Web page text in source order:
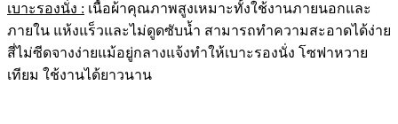
เบาะรองนั่ง : เนื้อผ้าคุณภาพสูงเหมาะทั้งใช้งานภายนอกและ
ภายใน แห้งแร็วและไม่ดูดซับน้ำ สามารถทำความสะอาดได้ง่าย
สี่ไม่ซีดจางง่ายแม้อยู่กลางแจ้งทำให้เบาะรองนั่ง โซฟาหวาย
เทียม ใช้งานได้ยาวนาน